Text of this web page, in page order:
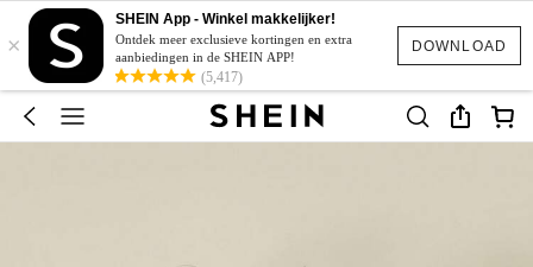
DOWNLOAD
×
SHEIN App - Winkel makkelijker!
Ontdek meer exclusieve kortingen en extra
aanbiedingen in de SHEIN APP!
(5,417)